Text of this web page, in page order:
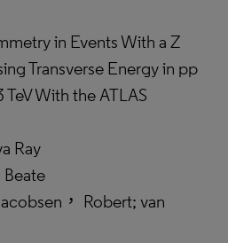
in Events With a Z
Transverse Energy in pp
With the ATLAS
Ray
， Robert; van